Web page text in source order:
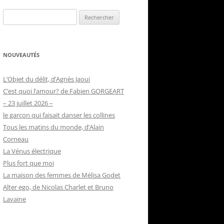
NOUVEAUTÉS
L’Objet du délit, d’Agnès Jaoui
C’est quoi l’amour? de Fabien GORGEART
– 23 juillet 2026 –
le garçon qui faisait danser les collines
Tous les matins du monde, d’Alain
Corneau
La Vénus électrique
Plus fort que moi
La maison des femmes de Mélisa Godet
Alter ego, de Nicolas Charlet et Bruno
Lavaine